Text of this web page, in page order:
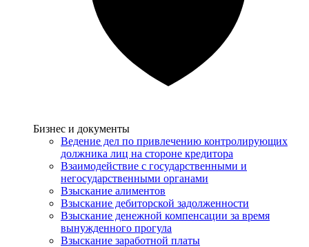
Услуги
Бизнес и документы
Ведение дел по привлечению контролирующих
должника лиц на стороне кредитора
Взаимодействие с государственными и
негосударственными органами
Взыскание алиментов
Взыскание дебиторской задолженности
Взыскание денежной компенсации за время
вынужденного прогула
Взыскание заработной платы